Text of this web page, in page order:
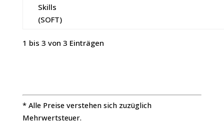
Skills
(SOFT)
1 bis 3 von 3 Einträgen
* Alle Preise verstehen sich zuzüglich
Mehrwertsteuer.